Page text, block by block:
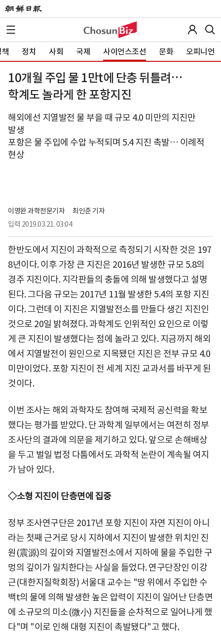
정치 사회 국제 사이언스조선 문화 오피니언
10개월 주입 물 1만t에 단층 뒤틀려…
학계도 놀라게 한 포항지진
해외에선 지열발전 물 부을 때 규모 4.0 미만의 지진만
발생
포항은 물 주입에 수압 누적되며 5.4 지진 촉발… 이례적
현상
이영완 과학전문기자
최인준 기자
입력 2019.03.21. 03:04
한반도에서 지진이 과학적으로 측정되기 시작한 것은 197
8년이다. 이후 가장 큰 지진은 2016년 발생한 규모 5.8의
경주 지진이다. 지각판들의 충돌에 의해 발생했다고 설명
된다. 그다음 규모는 2017년 11월 발생한 5.4의 포항 지진
이다. 그런데 이 지진은 지열발전소를 만들다 생긴 지진인
것으로 20일 밝혀졌다. 과학계도 인위적인 요인으로 이렇
게 큰 지진이 발생했다는 점에 놀라고 있다. 지금까지 해외
에서 지열발전이 원인으로 지목됐던 지진은 전부 규모 4.0
미만이었다. 포항 지진이 전 세계 지진 교과서를 바꾸게 된
것이다.
이번 조사는 해외 과학자도 참여해 국제적 공신력을 확보
했다는 평가를 받았다. 단 과학계 일부에서는 여전히 정부
조사단의 결과에 의문을 제기하고 있다. 앞으로 손해배상
을 두고 벌일 법정 다툼에서도 과학적 논란이 계속될 여지
가 남아 있다.
◇소형 지진이 단층면에 집중
정부 조사연구단은 2017년 포항 지진이 자연 지진이 아니
라는 첫째 근거로 당시 지하에서 지진이 발생한 위치인 진
원(震源)의 깊이와 지열발전소에서 지하에 물을 주입한 구
멍의 깊이가 일치한다는 사실을 들었다. 연구단장인 이강
근(대한지질학회장) 서울대 교수는 "땅 위에서 주입한 수
백t의 물에 의해 발생한 높은 압력이 지진이 일어난 단층면
에 소규모의 미소(微小) 지진들을 순차적으로 일어나게 했
다"며 "이로 인해 대형 지진이 촉발됐다"고 했다.